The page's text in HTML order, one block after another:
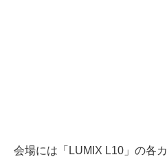
会場には「LUMIX L10」の各